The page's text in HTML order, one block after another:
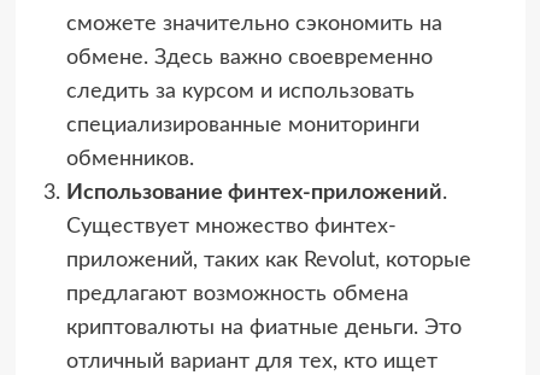
сможете значительно сэкономить на
обмене. Здесь важно своевременно
следить за курсом и использовать
специализированные мониторинги
обменников.
Использование финтех-приложений.
Существует множество финтех-
приложений, таких как Revolut, которые
предлагают возможность обмена
криптовалюты на фиатные деньги. Это
отличный вариант для тех, кто ищет